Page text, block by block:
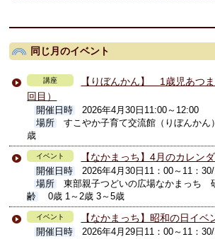
同じ月のイベント
講座
【りぼんかん】 1歳児あつ
回目）
開催日時
2026年4月30日11:00～12:00
場所
すこやか子育て交流館（りぼんかん
歳
イベント 【なかまっち】4月のカレン
開催日時
2026年4月30日11：00～11：
場所
東部親子つどいの広場なかまっち
齢
0歳 1～2歳 3～5歳
イベント 【なかまっち】昭和の日イベ
開催日時
2026年4月29日11：00～11：